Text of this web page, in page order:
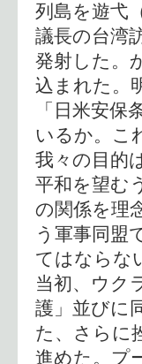
列島を遊弋
議長の台湾
発射した。
込まれた。
「日米安
いるか。こ
我々の目的
平和を望む
の関係を理
う軍事同盟
てはならな
当初、ウク
護」並びに
た、さらに
進めた。プ